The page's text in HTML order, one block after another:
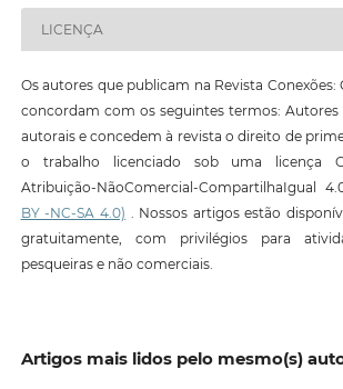
LICENÇA
Os autores que publicam na Revista Conexões:
concordam com os seguintes termos:
autorais e concedem à revista o direito de
o trabalho licenciado sob uma licença
Atribuição-NãoComercial-CompartilhaIgual
BY -NC-SA 4.0) . Nossos artigos estão
gratuitamente, com privilégios para
pesqueiras e não comerciais.
Artigos mais lidos pelo mesmo(s)